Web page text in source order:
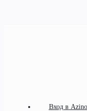
Вход в